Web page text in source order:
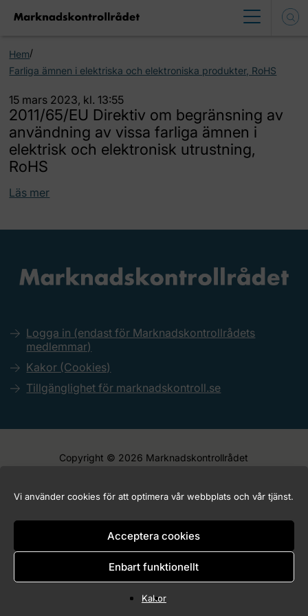
Vi använder cookies för att optimera vår webbplats och vår tjänst.
Acceptera cookies
Enbart funktionellt
Kakor
Hem/
Farliga ämnen i elektriska och elektroniska produkter, RoHS
15 mars 2023, kl. 13:55
2011/65/EU Direktiv om begränsning av
användning av vissa farliga ämnen i
elektrisk och elektronisk utrustning,
RoHS
Läs mer
Logga in (endast för Marknadskontrollrådets
medlemmar)
Kakor (Cookies)
Tillgänglighet för marknadskontroll.se
Copyright © 2026 Marknadskontrollrådet